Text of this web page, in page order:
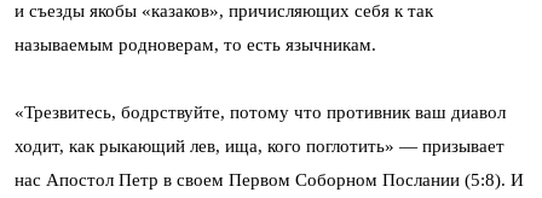
и съезды якобы «казаков», причисляющих себя к так
называемым родноверам, то есть язычникам.
«Трезвитесь, бодрствуйте, потому что противник ваш диавол
ходит, как рыкающий лев, ища, кого поглотить» — призывает
нас Апостол Петр в своем Первом Соборном Послании (5:8). И